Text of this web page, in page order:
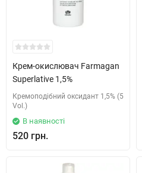
Крем-окислювач Farmagan
Superlative 1,5%
Кремоподібний оксидант 1,5% (5
Vol.)
В наявності
520 грн.